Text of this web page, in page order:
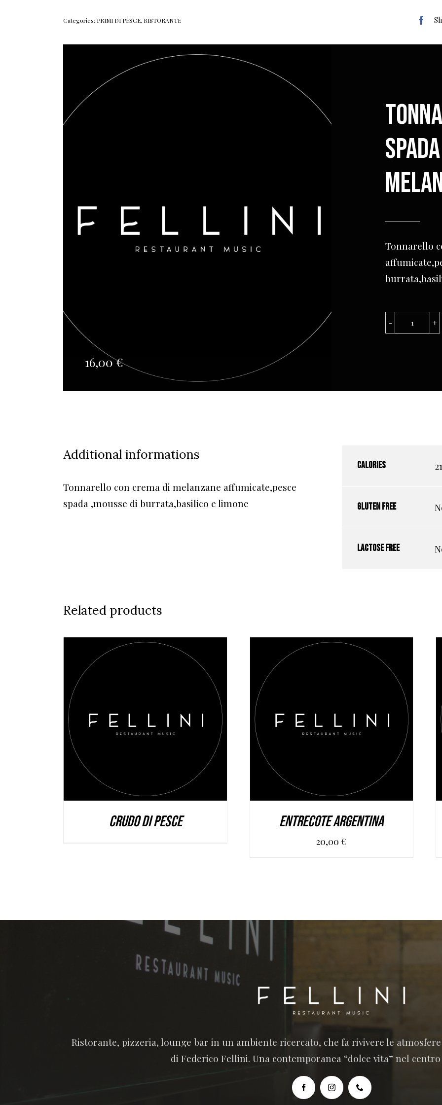
Categories: PRIMI DI PESCE, RISTORANTE
16,00€
Tonnarello
Additional informations
Tonnarello con crema di melanzane affumicate,pesce
spada ,mousse di burrata,basilico e limone
Calories
Gluten free
Lactose free
Related products
Crudo di Pesce
AGGIUNGI AL CARRELLO DETAILS
ENTRECOTE ARGENTINA
20,00€
Ristorante, pizzeria, lounge bar in un ambiente ricercato, che fa rivivere le
di Federico Fellini. Una contemporanea “dolce vita” nel centro